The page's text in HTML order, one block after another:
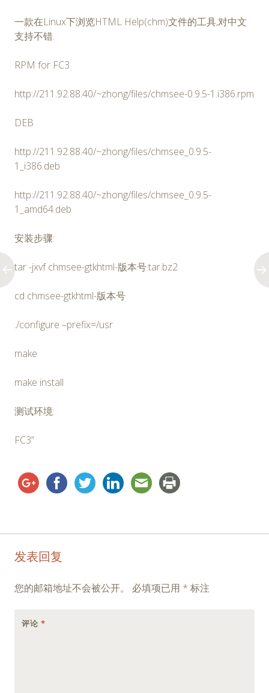
一款在Linux下浏览HTML Help(chm)文件的工具,对中文
支持不错.
RPM for FC3
http://211.92.88.40/~zhong/files/chmsee-0.9.5-1.i386.rpm
DEB
http://211.92.88.40/~zhong/files/chmsee_0.9.5-
1_i386.deb
http://211.92.88.40/~zhong/files/chmsee_0.9.5-
1_amd64.deb
安装步骤:
tar -jxvf chmsee-gtkhtml-版本号.tar.bz2
cd chmsee-gtkhtml-版本号
./configure –prefix=/usr
make
make install
测试环境:
FC3”
Post
navigation
发表回复
您的邮箱地址不会被公开。 必填项已用 * 标注
评论 *